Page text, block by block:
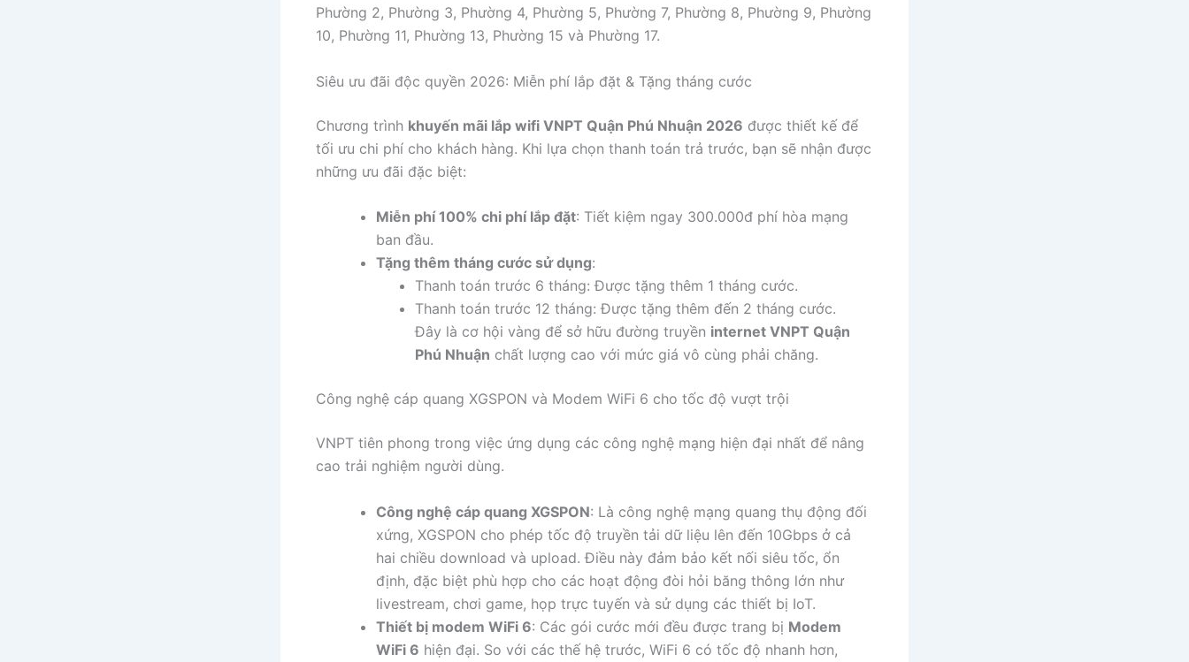
Phường 2, Phường 3, Phường 4, Phường 5, Phường 7, Phường 8, Phường 9, Phường
10, Phường 11, Phường 13, Phường 15 và Phường 17.
Siêu ưu đãi độc quyền 2026: Miễn phí lắp đặt & Tặng tháng cước
Chương trình khuyến mãi lắp wifi VNPT Quận Phú Nhuận 2026 được thiết kế để
tối ưu chi phí cho khách hàng. Khi lựa chọn thanh toán trả trước, bạn sẽ nhận được
những ưu đãi đặc biệt:
Miễn phí 100% chi phí lắp đặt: Tiết kiệm ngay 300.000đ phí hòa mạng
ban đầu.
Tặng thêm tháng cước sử dụng:
Thanh toán trước 6 tháng: Được tặng thêm 1 tháng cước.
Thanh toán trước 12 tháng: Được tặng thêm đến 2 tháng cước.
Đây là cơ hội vàng để sở hữu đường truyền internet VNPT Quận
Phú Nhuận chất lượng cao với mức giá vô cùng phải chăng.
Công nghệ cáp quang XGSPON và Modem WiFi 6 cho tốc độ vượt trội
VNPT tiên phong trong việc ứng dụng các công nghệ mạng hiện đại nhất để nâng
cao trải nghiệm người dùng.
Công nghệ cáp quang XGSPON: Là công nghệ mạng quang thụ động đối
xứng, XGSPON cho phép tốc độ truyền tải dữ liệu lên đến 10Gbps ở cả
hai chiều download và upload. Điều này đảm bảo kết nối siêu tốc, ổn
định, đặc biệt phù hợp cho các hoạt động đòi hỏi băng thông lớn như
livestream, chơi game, họp trực tuyến và sử dụng các thiết bị IoT.
Thiết bị modem WiFi 6: Các gói cước mới đều được trang bị Modem
WiFi 6 hiện đại. So với các thế hệ trước, WiFi 6 có tốc độ nhanh hơn,